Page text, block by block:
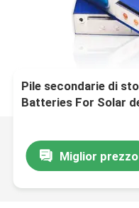
Pile secondarie di
Batteries For Solar
Miglior prezzo